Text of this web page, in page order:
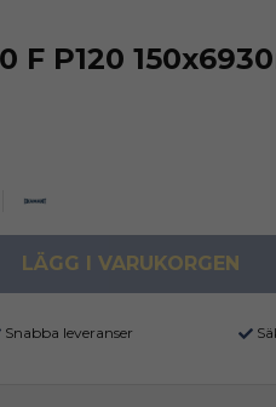
F P120
LÄGG I VARUKORGEN
Snabba leveranser